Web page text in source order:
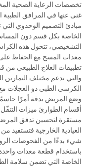
تخصصات الرعاية الصحية
غنى عنها في المرافق الطبية
مبادئ التصميم الوحدوي التي
الخاصة بكل قسم دون
التشخيصي، تتحول هذه
معدات المسح مع الحفاظ على
تطبيقات العلاج الطبيعي من
والتي تدعم مختلف التمارين
الكرسي الطبي ذو العجلات
وضع المريض بدقة أمرًا حاسمًا
أقسام الطوارئ ميزات
مستقرة لتحسين تدفق المرضى
العيادية الخارجية فتستفيد
شيء بدءًا من الفحوصات
باستخدام قطعة معدات
الخاصة التي تضمن سلامة